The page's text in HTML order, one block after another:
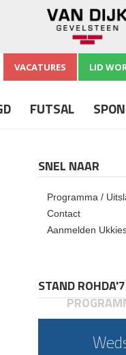
VACATURES LID
FUTSAL
SNEL NAAR
Programma /
Contact
Aanmelden
STAND